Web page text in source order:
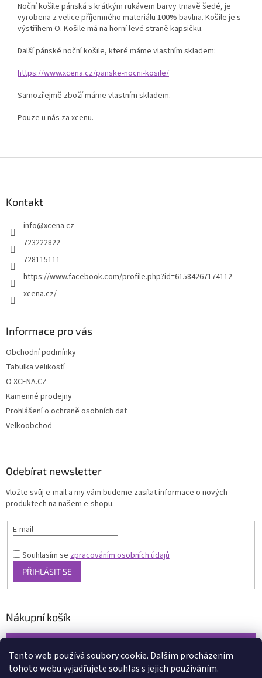
Tento web používá soubory cookie. Dalším procházením
tohoto webu vyjadřujete souhlas s jejich používáním.
Noční košile pánská s krátkým rukávem barvy tmavě šedé, je
vyrobena z velice příjemného materiálu 100% bavlna. Košile je s
výstřihem O. Košile má na horní levé straně kapsičku.
Další pánské noční košile, které máme vlastním skladem:
https://www.xcena.cz/panske-nocni-kosile/
Samozřejmě zboží máme vlastním skladem.
Pouze u nás za xcenu.
Kontakt
info@xcena.cz
723222822
728115111
https://www.facebook.com/profile.php?id=61584267174112
xcena.cz/
Informace pro vás
Obchodní podmínky
Tabulka velikostí
O XCENA.CZ
Kamenné prodejny
Prohlášení o ochraně osobních dat
Velkoobchod
Odebírat newsletter
Vložte svůj e-mail a my vám budeme zasílat informace o nových
produktech na našem e-shopu.
E-mail
Souhlasím sezpracováním osobních údajů
PŘIHLÁSIT SE
Nákupní košík